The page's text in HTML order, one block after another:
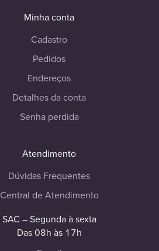
Minha conta
Cadastro
Pedidos
Endereços
Detalhes da conta
Senha perdida
Atendimento
Dúvidas Frequentes
Central de Atendimento
SAC – Segunda à sexta
Das 08h às 17h